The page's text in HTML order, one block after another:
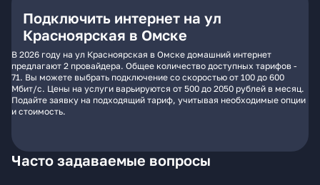
Подключить интернет на ул
Красноярская в Омске
В 2026 году на ул Красноярская в Омске домашний интернет
предлагают 2 провайдера. Общее количество доступных тарифов -
71. Вы можете выбрать подключение со скоростью от 100 до 600
Мбит/с. Цены на услуги варьируются от 500 до 2050 рублей в месяц.
Подайте заявку на подходящий тариф, учитывая необходимые опции
и стоимость.
Часто задаваемые вопросы